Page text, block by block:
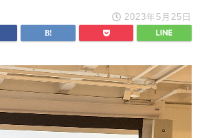
2023年5月25日